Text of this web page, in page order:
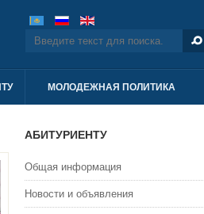
МОЛОДЕЖНАЯ ПОЛИТИКА
АБИТУРИЕНТУ
Общая информация
Новости и объявления